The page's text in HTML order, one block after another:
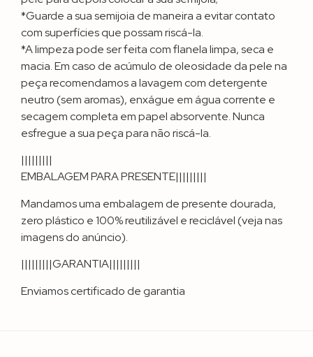
*Guarde a sua semijoia de maneira a evitar contato
com superfícies que possam riscá-la.
*A limpeza pode ser feita com flanela limpa, seca e
macia. Em caso de acúmulo de oleosidade da pele na
peça recomendamos a lavagem com detergente
neutro (sem aromas), enxágue em água corrente e
secagem completa em papel absorvente. Nunca
esfregue a sua peça para não riscá-la.
|||||||||
EMBALAGEM PARA PRESENTE|||||||||
Mandamos uma embalagem de presente dourada,
zero plástico e 100% reutilizável e reciclável (veja nas
imagens do anúncio).
|||||||||GARANTIA|||||||||
Enviamos certificado de garantia